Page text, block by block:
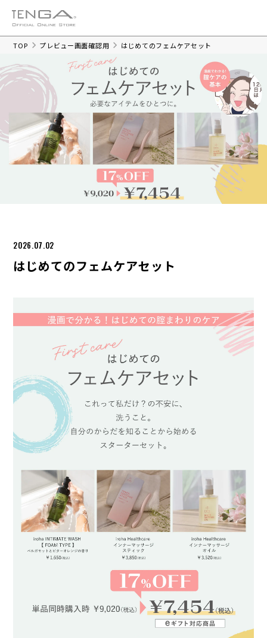
TOP プレビュー画面確認用 はじめてのフェムケアセット
2026.07.02
はじめてのフェムケアセット